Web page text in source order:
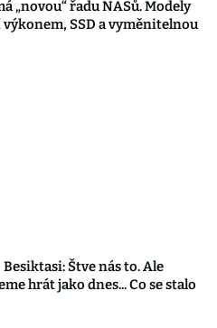
„novou“ řadu NASů. Modely
výkonem, SSD a vyměnitelnou
Štve nás to. Ale
hrát jako dnes... Co se stalo